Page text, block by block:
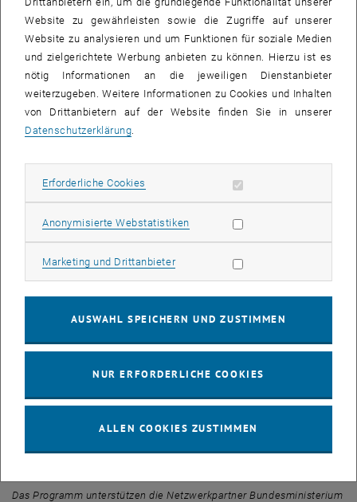
Im Rahmen dieses Kooperationsprogrammes werden jährlich vom
AIT und der TU Wien Stipendien für DoktorandInnen und
DiplomandInnen in den Schwerpunktthemen strategische Steuerung
von Innovationen, Organisationsmodelle von Innovationen sowie
industrielle Wettbewerbsfähigkeit und Neue Technologien vergeben
Bereich Innovation und Nachhaltigkeit am Institut für
übernimmt für das AIT Prof. Dr. Karl-Heinz Leitner und für die TU
Wien Prof. Dr. Sabine Köszegi. "Mit dieser Kooperation können nicht
den beiden Forschungseinrichtungen genutzt werden, sondern auch
sowohl im universitären und auch außeruniversitären
Ausbildungsschwerpunktes.
Diplomarbeitsstipendien(6 Monate) undDissertationsstipendien
Jahre) beginnt jetzt.
Weitere Informationen zu Themen, Ausschreibungsbedingungen
Das Programm unterstützen die Netzwerkpartner Bundesministerium
Website zu gewährleisten sowie die Zugriffe auf unserer
Website zu analysieren und um Funktionen für soziale Medien
und zielgerichtete Werbung anbieten zu können. Hierzu ist es
nötig Informationen an die jeweiligen Dienstanbieter
weiterzugeben. Weitere Informationen zu Cookies und Inhalten
von Drittanbietern auf der Website finden Sie in unserer
Datenschutzerklärung
Erforderliche Cookies Erforderliche Cookies zulassen
Anonymisierte WebstatistikenStatistik Cookies zulassen
Marketing und DrittanbieterMarketing Cookies zulassen
AUSWAHL SPEICHERN UND ZUSTIMMEN
NUR ERFORDERLICHE COOKIES
ALLEN COOKIES ZUSTIMMEN